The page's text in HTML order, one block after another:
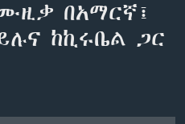
ዜና
በአማርኛ፤
ከኪሩቤል ጋር